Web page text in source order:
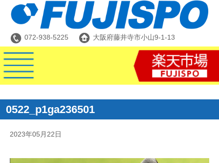
072-938-5225 大阪府藤井寺市小山9-1-13
0522_p1ga236501
2023年05月22日